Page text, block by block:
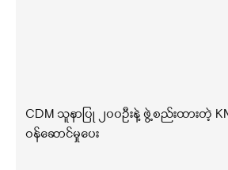
CDM သူနာပြု ၂၀၀ဦးနဲ့ ဖွဲ့စည်းထားတဲ့
ဝန်ဆောင်မှုပေး